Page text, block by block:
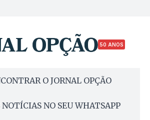
50 ANOS
O JORNAL OPÇÃO
NOTÍCIAS NO SEU WHATSAPP